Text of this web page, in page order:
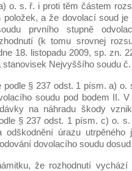
o. s. ř. i proti těm částem
a že dovolací soud
prvního stupně
(k tomu srovnej
18. listopadu 2009, sp. zn.
Nejvyššího soudu
podle § 237 odst. 1 písm. a) o.
soudu pod bodem II.
na náhradu škody
§ 237 odst. 1 písm. c) o.
odškodnění úrazu utrpěného
dovolacího soudu
že rozhodnutí vychází